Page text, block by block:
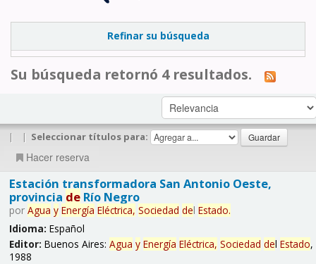
Refinar su búsqueda
Su búsqueda retornó 4 resultados.
| | Seleccionar títulos para:
Hacer reserva
Estación transformadora San Antonio Oeste,
provincia deRío Negro
por Agua y Energía Eléctrica, Sociedad del Estado.
Idioma: Español
Editor: Buenos Aires: Agua y Energía Eléctrica, Sociedad del Estado,
1988